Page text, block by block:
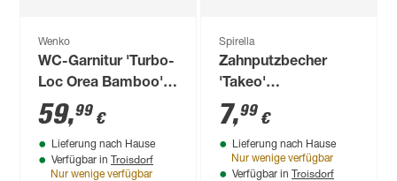
Wenko
WC-Garnitur 'Turbo-
Loc Orea Bamboo'
schwarz/bambus,
inklusive Halterung
59,99 €
Lieferung nach Hause
Verfügbar in Troisdorf
Nur wenige verfügbar
Spirella
Zahnputzbecher
'Takeo'
Bambusfasern
anthrazit Ø 7,4 x 9,2
cm
7,99 €
Lieferung nach Hause
Nur wenige verfügbar
Verfügbar in Troisdorf